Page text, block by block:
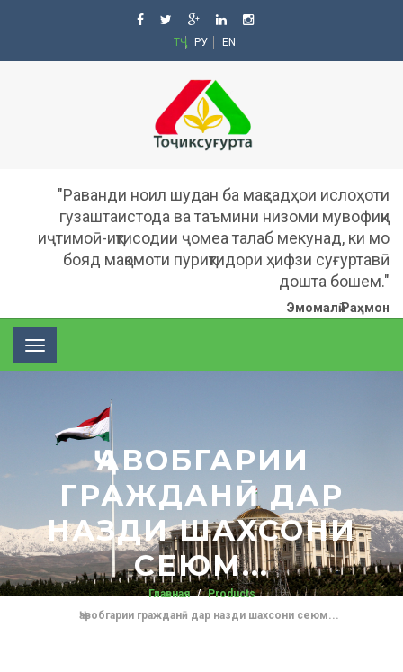
ТҶ РУ EN
"Раванди ноил шудан ба мақсадҳои ислоҳоти
гузаштаистода ва таъмини низоми мувофиқи
иҷтимоӣ-иқтисодии ҷомеа талаб мекунад, ки мо
бояд мақомоти пуриқтидори ҳифзи суғуртавӣ
дошта бошем."
Эмомалӣ Раҳмон
Toggle
navigation
ҶАВОБГАРИИ
ГРАЖДАНӢ ДАР
НАЗДИ ШАХСОНИ
СЕЮМ...
Главная
Products
Ҷавобгарии гражданӣ дар назди шахсони сеюм...